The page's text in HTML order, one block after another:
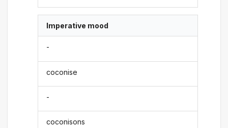
Imperative mood
-
coconise
-
coconisons